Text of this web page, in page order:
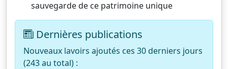
sauvegarde de ce patrimoine unique
Dernières publications
Nouveaux lavoirs ajoutés ces 30 derniers jours
(243 au total) :